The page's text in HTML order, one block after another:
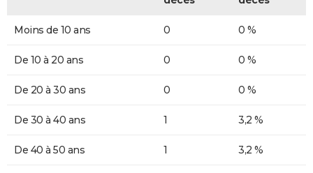
Moins de 10 ans 0 0 %
De 10 à 20 ans 0 0 %
De 20 à 30 ans 0 0 %
De 30 à 40 ans 1 3,2 %
De 40 à 50 ans 1 3,2 %